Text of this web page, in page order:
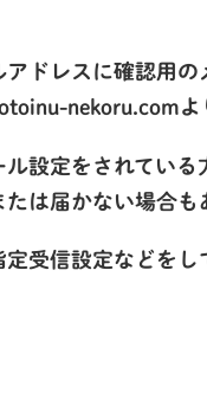
アドレスに確認用の
nekoru.comよ
設定をされている
は届かない場合も
定受信設定などをし